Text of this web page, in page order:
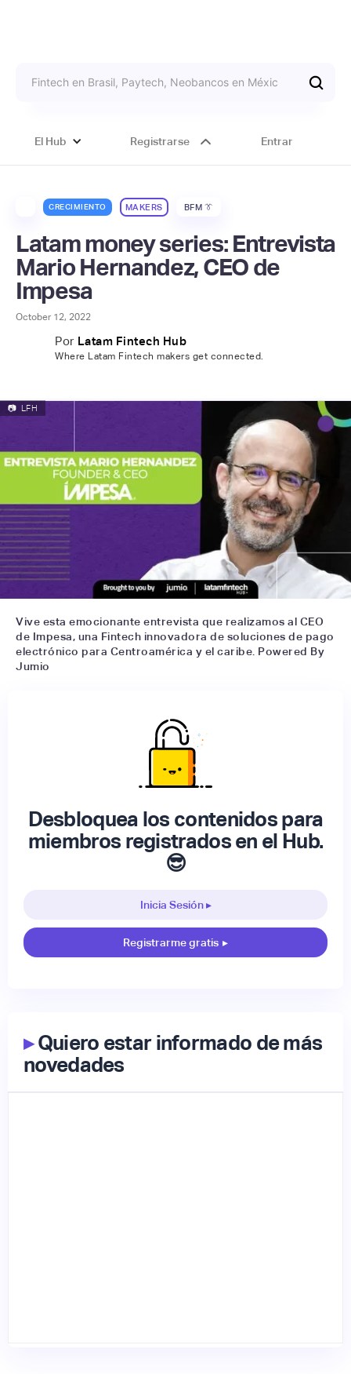
El Hub Registrarse Entrar
CRECIMIENTO MAKERS BFM 👔
Latam money series: Entrevista
Mario Hernandez, CEO de
Impesa
October 12, 2022
Por Latam Fintech Hub
Where Latam Fintech makers get connected.
📷 LFH
Vive esta emocionante entrevista que realizamos al CEO
de Impesa, una Fintech innovadora de soluciones de pago
electrónico para Centroamérica y el caribe. Powered By
Jumio
Desbloquea los contenidos para
miembros registrados en el Hub.
😎
Inicia Sesión ▸
Registrarme gratis ▸
▸Quiero estar informado de más
novedades